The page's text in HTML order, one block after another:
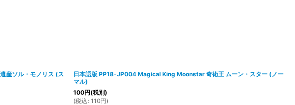
産ソル・モノリス (ス
日本語版 PP18-JP004 Magical King Moonstar 奇術王 ムーン・スター (ノー
マル)
100円(税別)
(税込 : 110円)